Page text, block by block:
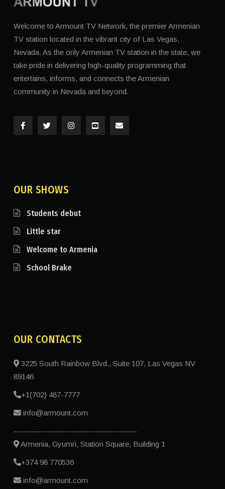
Welcome to Armount TV Network, the premier Armenian
TV station located in the vibrant city of Las Vegas,
Nevada. As the only Armenian TV station in the state, we
take pride in delivering high-quality programming that
entertains, informs, and connects the Armenian
community in Nevada and beyond.
OUR SHOWS
Students debut
Little star
Welcome to Armenia
School Brake
OUR CONTACTS
3225 South Rainbow Blvd., Suite 107, Las Vegas NV
89146
+1(702) 487-7777
info@armount.com
-----------------------------------------
Armenia, Gyumri, Station Square, Building 1
+374 98 770536
info@armount.com